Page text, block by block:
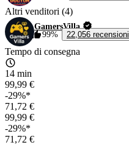
Altri venditori (4)
GamersVilla
99%
22,056 recensioni
Tempo di consegna
14 min
99,99 €
-29%*
71,72 €
99,99 €
-29%*
71,72 €